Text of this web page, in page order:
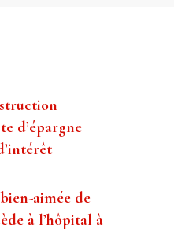
d’épargne
aimée de
à l’hôpital à